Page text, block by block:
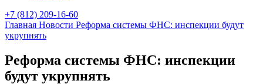
+7 (812) 209-16-60
Главная Новости Реформа системы ФНС: инспекции будут
укрупнять
Реформа системы ФНС: инспекции
будут укрупнять